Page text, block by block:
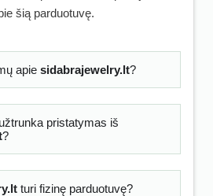
šią parduotuvę.
apie sidabrajewelry.lt?
pristatymas iš
?
turi fizinę parduotuvę?